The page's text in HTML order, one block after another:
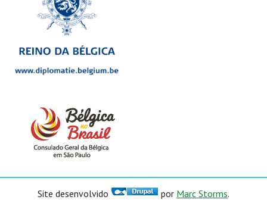
Site desenvolvido por Marc Storms.